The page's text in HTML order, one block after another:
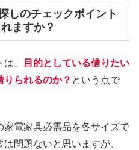
しのチェックポイント
ますか？
、
目的としている借りたい
られるのか？ という点で
家電家具必需品を各サイズで
問題ないと思いますが、